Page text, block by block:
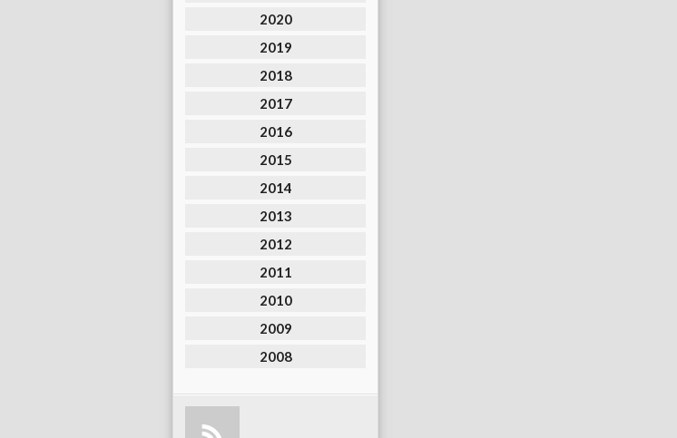
2020
2019
2018
2017
2016
2015
2014
2013
2012
2011
2010
2009
2008